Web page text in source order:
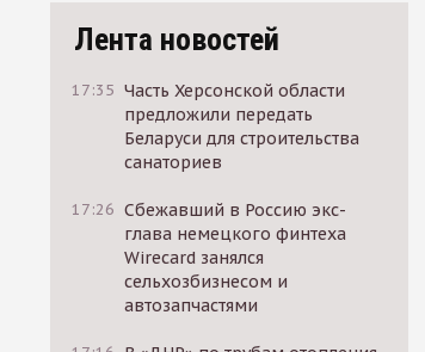
Лента новостей
17:35 Часть Херсонской области
предложили передать
Беларуси для строительства
санаториев
17:26 Сбежавший в Россию экс-
глава немецкого финтеха
Wirecard занялся
сельхозбизнесом и
автозапчастями